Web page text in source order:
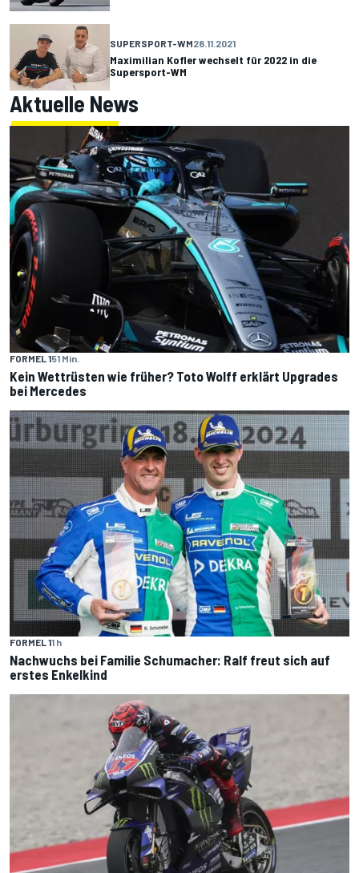
SUPERSPORT-WM28.11.2021
Maximilian Kofler wechselt für 2022 in die
Supersport-WM
Aktuelle News
FORMEL 151 Min.
Kein Wettrüsten wie früher? Toto Wolff erklärt Upgrades
bei Mercedes
FORMEL 11 h
Nachwuchs bei Familie Schumacher: Ralf freut sich auf
erstes Enkelkind